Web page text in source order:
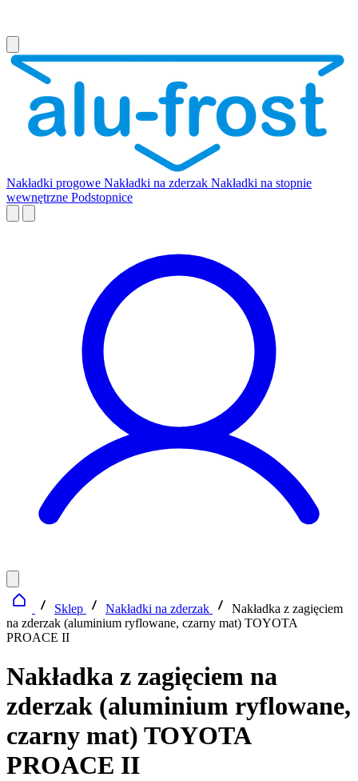
Nakładki progowe Nakładki na zderzak Nakładki na stopnie
wewnętrzne Podstopnice
Sklep Nakładki na zderzak
Nakładka z zagięciem
na zderzak (aluminium ryflowane, czarny mat) TOYOTA
PROACE II
Nakładka z zagięciem na
zderzak (aluminium ryflowane,
czarny mat) TOYOTA
PROACE II